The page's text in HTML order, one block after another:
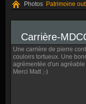
Photos Patrimoine
Carrière-
Une carrière de pierre
couloirs tortueux. Une
agrémentée d'un
Merci Matt ;-)